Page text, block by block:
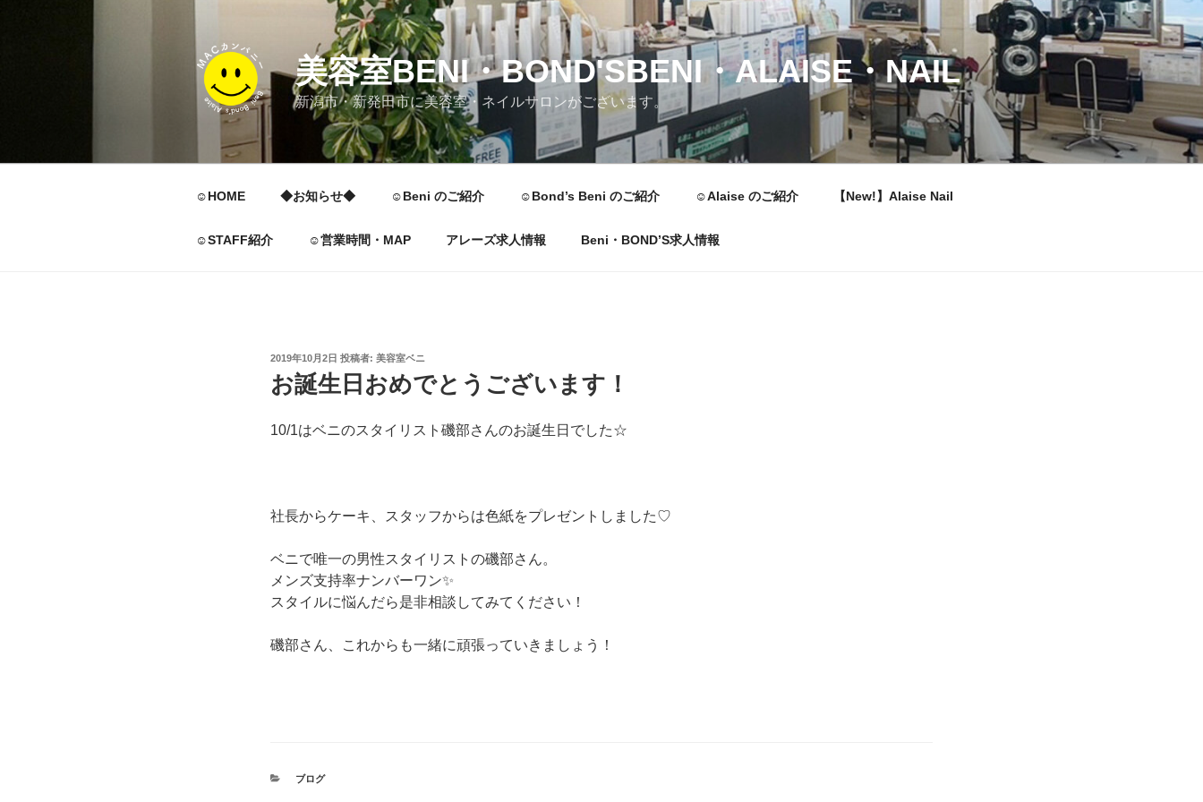
キ
美容室BENI・BOND'SBENI・ALAISE・NAIL
新潟市・新発田市に美容室・ネイルサロンがございます。
☺︎HOME ◆お知らせ◆ ☺︎Beni のご紹介 ☺︎Bond’s Beni のご紹介 ☺︎Alaise のご紹介 【New!】Alaise Nail
☺︎STAFF紹介 ☺︎営業時間・MAP アレーズ求人情報 Beni・BOND’S求人情報
投
稿
日:
2019年10月2日 投稿者: 美容室ベニ
お誕生日おめでとうございます！
10/1はベニのスタイリスト磯部さんのお誕生日でした☆
社長からケーキ、スタッフからは色紙をプレゼントしました♡
ベニで唯一の男性スタイリストの磯部さん。
メンズ支持率ナンバーワン✨
スタイルに悩んだら是非相談してみてください！
磯部さん、これからも一緒に頑張っていきましょう！
カ
ブログ